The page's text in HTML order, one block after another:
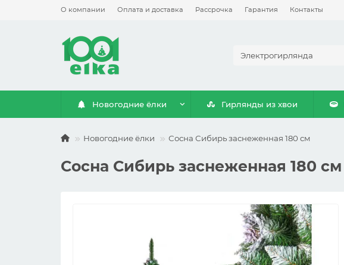
О компании Оплата и доставка Рассрочка Гарантия Контакты
Новогодние ёлки Гирлянды из хвои
Новогодние ёлки Сосна Сибирь заснеженная 180 см
Сосна Сибирь заснеженная 180 см